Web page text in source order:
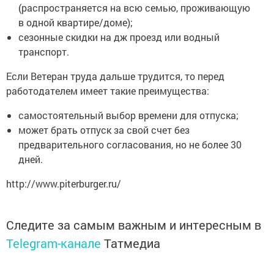
(распространяется на всю семью, проживающую
в одной квартире/доме);
сезонные скидки на дж проезд или водный
транспорт.
Если Ветеран труда дальше трудится, то перед
работодателем имеет такие преимущества:
самостоятельный выбор времени для отпуска;
может брать отпуск за свой счет без
предварительного согласования, но не более 30
дней.
http://www.piterburger.ru/
Следите за самым важным и интересным в
Telegram-канале Татмедиа